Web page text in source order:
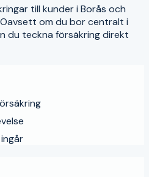
till kunder i Borås och
om du bor centralt i
du teckna försäkring direkt